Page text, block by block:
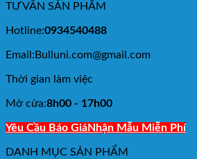
TƯ VẤN SẢN PHẨM
Hotline:0934540488
Email:Bulluni.com@gmail.com
Thời gian làm việc
Mở cửa:8h00 - 17h00
Yêu Cầu Báo GiáNhận Mẫu Miễn Phí
DANH MỤC SẢN PHẨM